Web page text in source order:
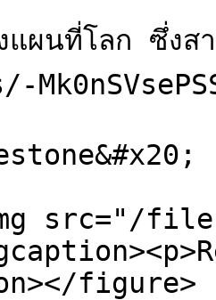
ผนที่โลก ซึ่งสา
src="/files/
figure>